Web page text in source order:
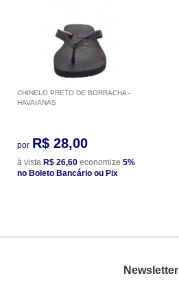
CHINELO PRETO DE BORRACHA -
HAVAIANAS
por R$ 28,00
à vista R$ 26,60 economize 5%
no Boleto Bancário ou Pix
Newsletter